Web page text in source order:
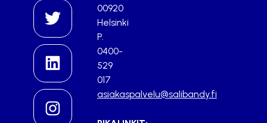
00920
Helsinki
P.
0400-
529
017
asiakaspalvelu@salibandy.fi